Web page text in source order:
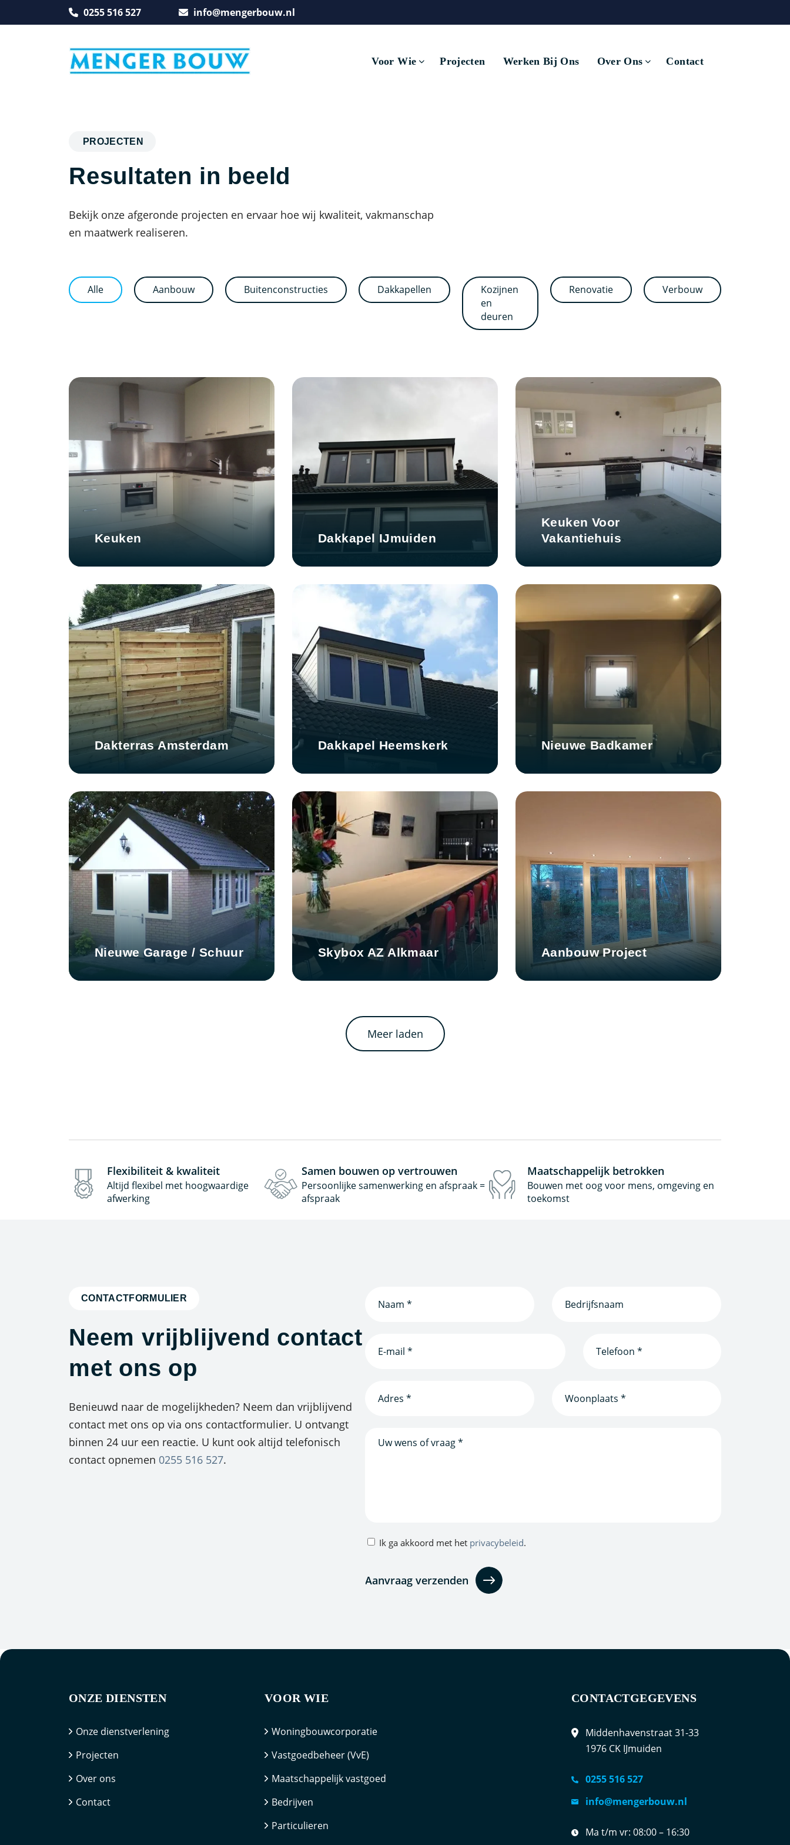
0255 516 527 info@mengerbouw.nl
Voor Wie Projecten Werken Bij Ons Over Ons Contact
PROJECTEN
Resultaten in beeld
Bekijk onze afgeronde projecten en ervaar hoe wij kwaliteit, vakmanschap
en maatwerk realiseren.
Alle Aanbouw Buitenconstructies Dakkapellen
Kozijnen
en
deuren
Renovatie Verbouw
Keuken Dakkapel IJmuiden
Keuken Voor
Vakantiehuis
Dakterras Amsterdam Dakkapel Heemskerk Nieuwe Badkamer
Nieuwe Garage / Schuur Skybox AZ Alkmaar Aanbouw Project
Meer laden
Flexibiliteit & kwaliteit
Altijd flexibel met hoogwaardige
afwerking
Samen bouwen op vertrouwen
Persoonlijke samenwerking en afspraak =
afspraak
Maatschappelijk betrokken
Bouwen met oog voor mens, omgeving en
toekomst
CONTACTFORMULIER
Neem vrijblijvend contact
met ons op
Benieuwd naar de mogelijkheden? Neem dan vrijblijvend
contact met ons op via ons contactformulier. U ontvangt
binnen 24 uur een reactie. U kunt ook altijd telefonisch
contact opnemen 0255 516 527.
(Vereist) (Vereist)
mailadres
(Vereist)
(Vereist)
Privacybeleid
Ik ga akkoord met het privacybeleid.
ONZE DIENSTEN
Onze dienstverlening
Projecten
Over ons
Contact
VOOR WIE
Woningbouwcorporatie
Vastgoedbeheer (VvE)
Maatschappelijk vastgoed
Bedrijven
Particulieren
CONTACTGEGEVENS
Middenhavenstraat 31-33
1976 CK IJmuiden
0255 516 527
info@mengerbouw.nl
Ma t/m vr: 08:00 – 16:30